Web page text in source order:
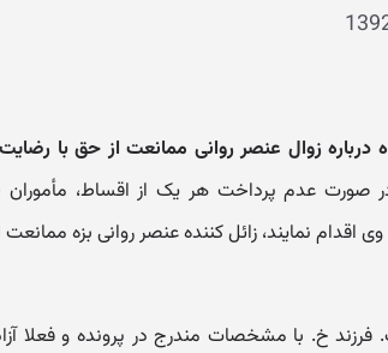
درباره زوال عنصر روانی ممانعت از حق با
صورت عدم پرداخت هر یک از اقساط،
اقدام نمایند، زائل کننده عنصر روانی بزه
خ. با مشخصات مندرج در پرونده و فعلا